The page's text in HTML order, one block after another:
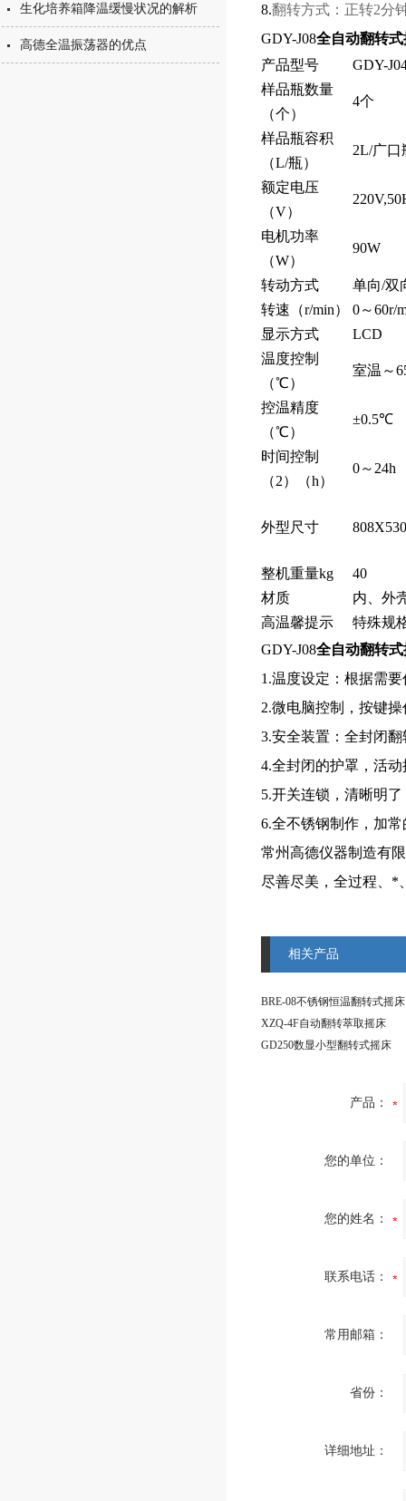
生化培养箱降温缓慢状况的解析
高德全温振荡器的优点
8.翻转方式：正转2分
GDY-J08全自动翻转
产品型号
GDY-
样品瓶数量
（个）
4个
样品瓶容积
（L/瓶）
2L/广口
额定电压
（V）
电机功率
（W）
90W
转动方式
单向/双
转速（r/min）
0～60r/
显示方式
LCD
温度控制
（℃）
室温～
控温精度
（℃）
±0.5℃
时间控制
（2）（h）
0～24h
外型尺寸
整机重量kg
40
材质
内、外
高温馨提示
特殊规
GDY-J08全自动翻转
1.温度设定：根据需
2.微电脑控制，按键
3.安全装置：全封闭
4.全封闭的护罩，活
5.开关连锁，清晰明
6.全不锈钢制作，加
常州高德仪器制造有
尽善尽美，全过程、*
相关产品
BRE-08不锈钢恒温翻转式摇床
XZQ-4F自动翻转萃取摇床
GD250数显小型翻转式摇床
产品：
您的单位：
您的姓名：
联系电话：
常用邮箱：
省份：
详细地址：